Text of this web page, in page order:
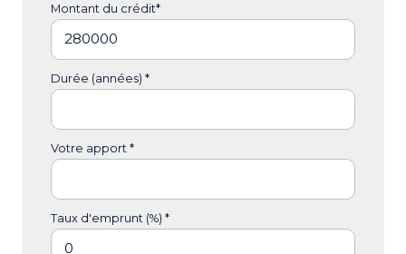
Montant du crédit*
Durée (années) *
Votre apport *
Taux d'emprunt (%) *